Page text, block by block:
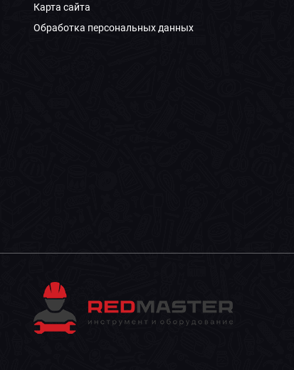
Карта сайта
Обработка персональных данных